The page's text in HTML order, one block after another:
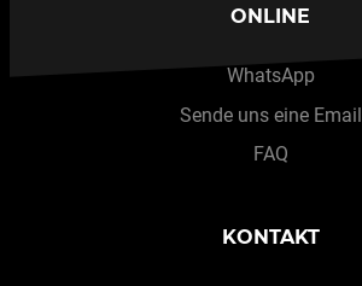
ONLINE
WhatsApp
Sende uns eine Email
FAQ
KONTAKT